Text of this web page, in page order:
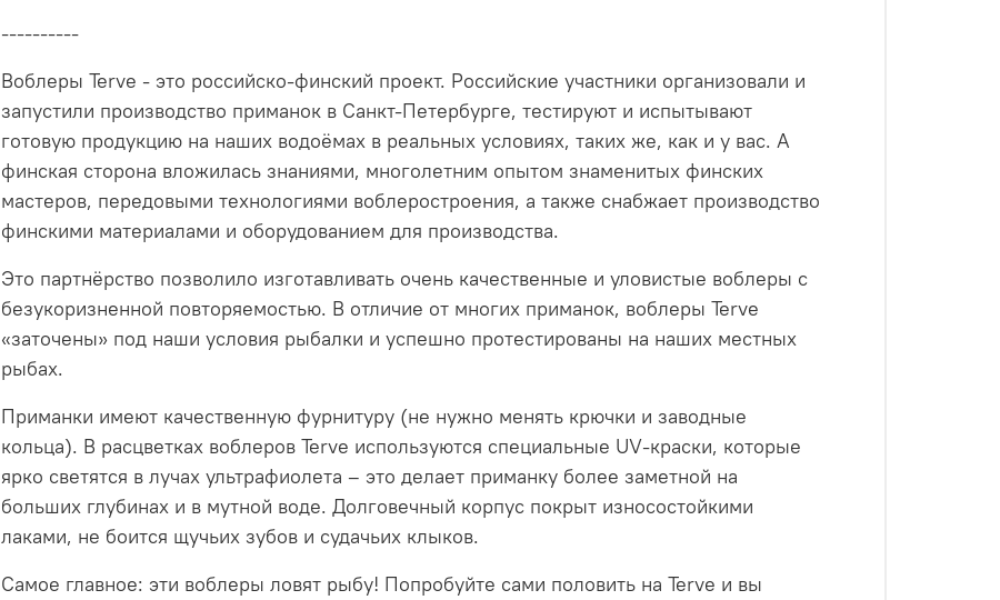
----------
Воблеры Terve - это российско-финский проект. Российские участники организовали и
запустили производство приманок в Санкт-Петербурге, тестируют и испытывают
готовую продукцию на наших водоёмах в реальных условиях, таких же, как и у вас. А
финская сторона вложилась знаниями, многолетним опытом знаменитых финских
мастеров, передовыми технологиями воблеростроения, а также снабжает производство
финскими материалами и оборудованием для производства.
Это партнёрство позволило изготавливать очень качественные и уловистые воблеры с
безукоризненной повторяемостью. В отличие от многих приманок, воблеры Terve
«заточены» под наши условия рыбалки и успешно протестированы на наших местных
рыбах.
Приманки имеют качественную фурнитуру (не нужно менять крючки и заводные
кольца). В расцветках воблеров Terve используются специальные UV-краски, которые
ярко светятся в лучах ультрафиолета – это делает приманку более заметной на
больших глубинах и в мутной воде. Долговечный корпус покрыт износостойкими
лаками, не боится щучьих зубов и судачьих клыков.
Самое главное: эти воблеры ловят рыбу! Попробуйте сами половить на Terve и вы